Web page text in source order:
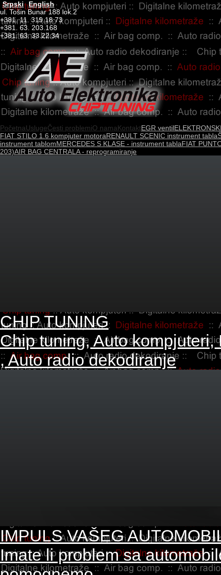
Srpski
English
ul. Tošin Bunar 188 lok.2
+381. 11. 319.18.73
+381. 63. 203.168
+381. 63. 33.22.34
PočetnaUslugeČesti problemiO namaKontaktEGR ventil
FIAT STILO 1.6 kompjuter motoraRENAULT SCENIC instrument tabla
instrument tablomMERCEDES S KLASE - instrument tablaFIAT
203)AIR BAG CENTRALA - reprogramiranje
CHIP TUNING
Chip tuning, Auto
, Auto radio dekodiranje
IMPULS VAŠEG
Imate li problem sa